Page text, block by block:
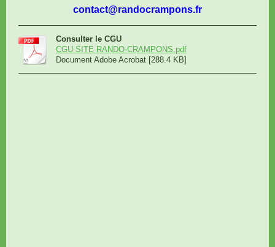
contact@randocrampons.fr
Consulter le CGU
CGU SITE RANDO-CRAMPONS.pdf
Document Adobe Acrobat [288.4 KB]